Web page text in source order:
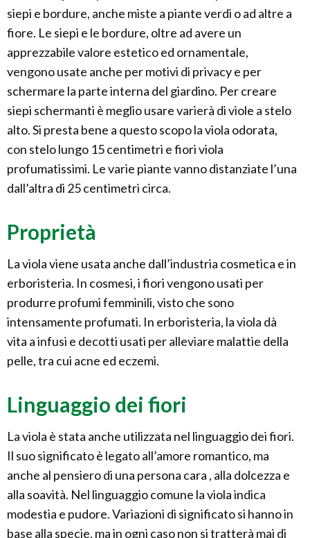
siepi e bordure, anche miste a piante verdi o ad altre a
fiore. Le siepi e le bordure, oltre ad avere un
apprezzabile valore estetico ed ornamentale,
vengono usate anche per motivi di privacy e per
schermare la parte interna del giardino. Per creare
siepi schermanti è meglio usare varierà di viole a stelo
alto. Si presta bene a questo scopo la viola odorata,
con stelo lungo 15 centimetri e fiori viola
profumatissimi. Le varie piante vanno distanziate l’una
dall’altra di 25 centimetri circa.
Proprietà
La viola viene usata anche dall’industria cosmetica e in
erboristeria. In cosmesi, i fiori vengono usati per
produrre profumi femminili, visto che sono
intensamente profumati. In erboristeria, la viola dà
vita a infusi e decotti usati per alleviare malattie della
pelle, tra cui acne ed eczemi.
Linguaggio dei fiori
La viola è stata anche utilizzata nel linguaggio dei fiori.
Il suo significato è legato all’amore romantico, ma
anche al pensiero di una persona cara , alla dolcezza e
alla soavità. Nel linguaggio comune la viola indica
modestia e pudore. Variazioni di significato si hanno in
base alla specie, ma in ogni caso non si tratterà mai di